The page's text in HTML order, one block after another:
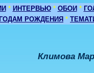
* ИНТЕРВЬЮ * ОБОИ *
РОЖДЕНИЯ *
Климова